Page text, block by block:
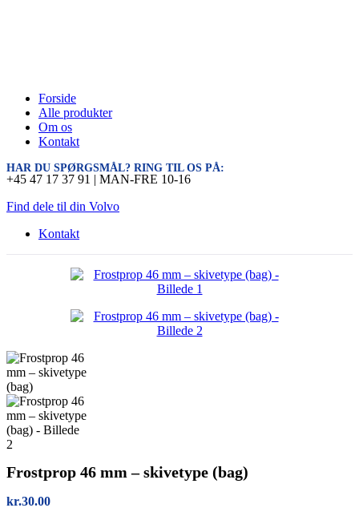
Forside
Alle produkter
Om os
Kontakt
HAR DU SPØRGSMÅL? RING TIL OS PÅ:
+45 47 17 37 91 | MAN-FRE 10-16
Find dele til din Volvo
Kontakt
Frostprop 46 mm – skivetype (bag)
kr.30.00